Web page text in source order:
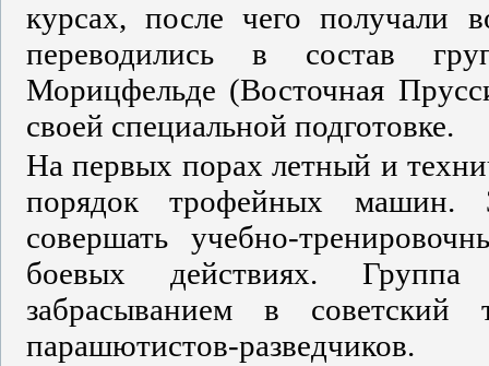
курсах, после чего получали
переводились в состав
Морицфельде (Восточная
своей специальной подготовке.
На первых порах летный и
порядок трофейных машин.
совершать учебно-
боевых действиях. Группа
забрасыванием в советский
парашютистов-разведчиков.